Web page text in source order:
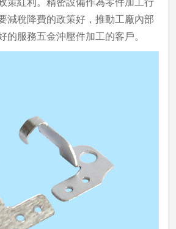
策紅利。精密設備作為零件加工行
減稅降費的政策好，推動工廠內部
的服務五金沖壓件加工的客戶。